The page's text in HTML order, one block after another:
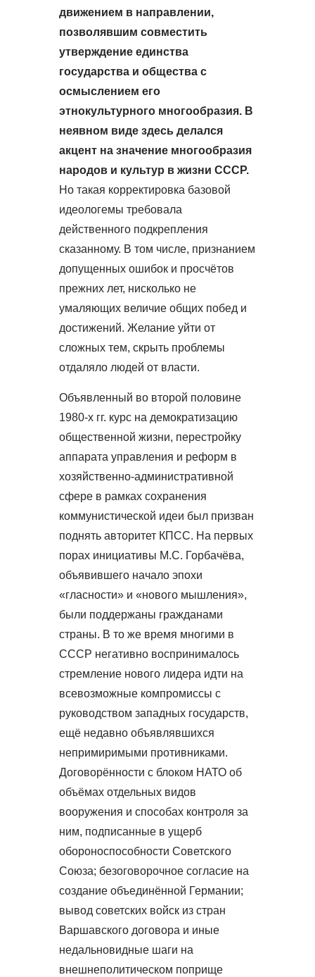
движением в направлении,
позволявшим совместить
утверждение единства
государства и общества с
осмыслением его
этнокультурного многообразия. В
неявном виде здесь делался
акцент на значение многообразия
народов и культур в жизни СССР.
Но такая корректировка базовой
идеологемы требовала
действенного подкрепления
сказанному. В том числе, признанием
допущенных ошибок и просчётов
прежних лет, нисколько не
умаляющих величие общих побед и
достижений. Желание уйти от
сложных тем, скрыть проблемы
отдаляло людей от власти.
Объявленный во второй половине
1980-х гг. курс на демократизацию
общественной жизни, перестройку
аппарата управления и реформ в
хозяйственно-административной
сфере в рамках сохранения
коммунистической идеи был призван
поднять авторитет КПСС. На первых
порах инициативы М.С. Горбачёва,
объявившего начало эпохи
«гласности» и «нового мышления»,
были поддержаны гражданами
страны. В то же время многими в
СССР негативно воспринималось
стремление нового лидера идти на
всевозможные компромиссы с
руководством западных государств,
ещё недавно объявлявшихся
непримиримыми противниками.
Договорённости с блоком НАТО об
объёмах отдельных видов
вооружения и способах контроля за
ним, подписанные в ущерб
обороноспособности Советского
Союза; безоговорочное согласие на
создание объединённой Германии;
вывод советских войск из стран
Варшавского договора и иные
недальновидные шаги на
внешнеполитическом поприще